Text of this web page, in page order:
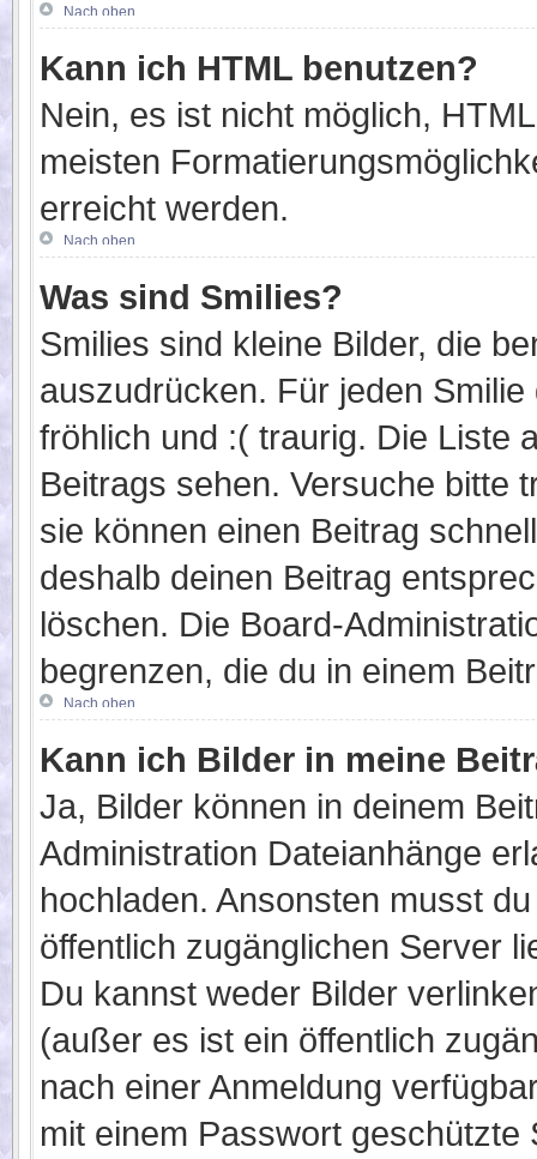
Nach oben
Kann ich HTML benutzen?
Nein, es ist nicht möglich,
meisten
erreicht werden.
Nach oben
Was sind Smilies?
Smilies sind kleine Bilder, die
auszudrücken. Für jeden
fröhlich und :( traurig. Die Liste
Beitrags sehen. Versuche bitte
sie können einen Beitrag
deshalb deinen Beitrag
löschen. Die Board-
begrenzen, die du in einem
Nach oben
Kann ich Bilder in meine
Ja, Bilder können in deinem
Administration Dateianhänge
hochladen. Ansonsten musst
öffentlich zugänglichen Server
Du kannst weder Bilder
(außer es ist ein öffentlich
nach einer Anmeldung
mit einem Passwort